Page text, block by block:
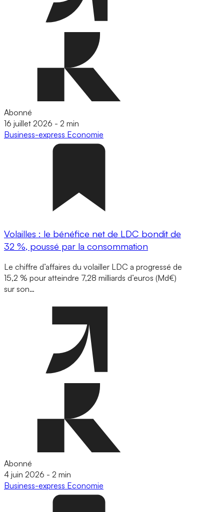
Abonné
16 juillet 2026 - 2 min
Business-express Economie
Volailles : le bénéfice net de LDC bondit de
32 %, poussé par la consommation
Le chiffre d’affaires du volailler LDC a progressé de
15,2 % pour atteindre 7,28 milliards d’euros (Md€)
sur son…
Abonné
4 juin 2026 - 2 min
Business-express Economie